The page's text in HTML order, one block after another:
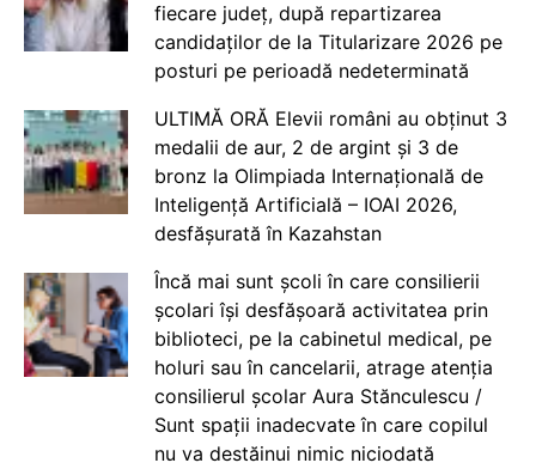
fiecare județ, după repartizarea
candidaților de la Titularizare 2026 pe
posturi pe perioadă nedeterminată
ULTIMĂ ORĂ Elevii români au obținut 3
medalii de aur, 2 de argint și 3 de
bronz la Olimpiada Internațională de
Inteligență Artificială – IOAI 2026,
desfășurată în Kazahstan
Încă mai sunt școli în care consilierii
școlari își desfășoară activitatea prin
biblioteci, pe la cabinetul medical, pe
holuri sau în cancelarii, atrage atenția
consilierul școlar Aura Stănculescu /
Sunt spații inadecvate în care copilul
nu va destăinui nimic niciodată